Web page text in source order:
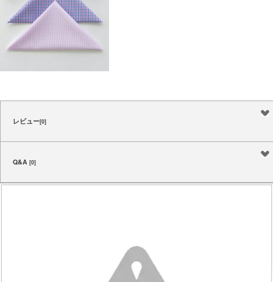
レビュー[0]
Q&A [0]